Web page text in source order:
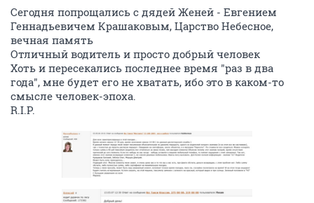
Сегодня попрощались с дядей Женей - Евгением
Геннадьевичем Крашаковым, Царство Небесное,
вечная память
Отличный водитель и просто добрый человек
Хоть и пересекались последнее время "раз в два
года", мне будет его не хватать, ибо это в каком-то
смысле человек-эпоха.
R.I.P.